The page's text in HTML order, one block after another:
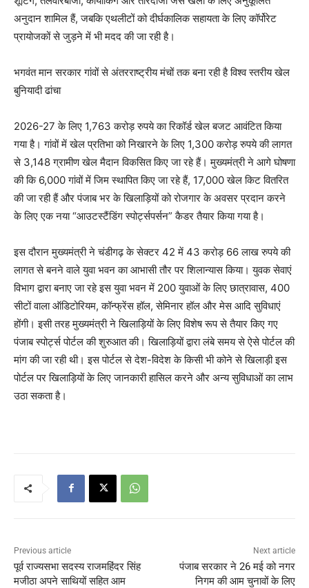
अनुदान शामिल हैं, जबकि एथलीटों को दीर्घकालिक सहायता के लिए कॉर्पोरेट
प्रायोजकों से जुड़ने में भी मदद की जा रही है।
भगवंत मान सरकार गांवों से अंतरराष्ट्रीय मंचों तक बना रही है विश्व स्तरीय खेल
बुनियादी ढांचा
2026-27 के लिए 1,763 करोड़ रुपये का रिकॉर्ड खेल बजट आवंटित किया
गया है। गांवों में खेल प्रतिभा को निखारने के लिए 1,300 करोड़ रुपये की लागत
से 3,148 ग्रामीण खेल मैदान विकसित किए जा रहे हैं। मुख्यमंत्री ने आगे घोषणा
की कि 6,000 गांवों में जिम स्थापित किए जा रहे हैं, 17,000 खेल किट वितरित
की जा रही हैं और पंजाब भर के खिलाड़ियों को रोजगार के अवसर प्रदान करने
के लिए एक नया “आउटस्टैंडिंग स्पोर्ट्सपर्सन” कैडर तैयार किया गया है।
इस दौरान मुख्यमंत्री ने चंडीगढ़ के सेक्टर 42 में 43 करोड़ 66 लाख रुपये की
लागत से बनने वाले युवा भवन का आभासी तौर पर शिलान्यास किया। युवक सेवाएं
विभाग द्वारा बनाए जा रहे इस युवा भवन में 200 युवाओं के लिए छात्रावास, 400
सीटों वाला ऑडिटोरियम, कॉन्फ्रेंस हॉल, सेमिनार हॉल और मेस आदि सुविधाएं
होंगी। इसी तरह मुख्यमंत्री ने खिलाड़ियों के लिए विशेष रूप से तैयार किए गए
पंजाब स्पोर्ट्स पोर्टल की शुरुआत की। खिलाड़ियों द्वारा लंबे समय से ऐसे पोर्टल की
मांग की जा रही थी। इस पोर्टल से देश-विदेश के किसी भी कोने से खिलाड़ी इस
पोर्टल पर खिलाड़ियों के लिए जानकारी हासिल करने और अन्य सुविधाओं का लाभ
उठा सकता है।
Previous article
पूर्व राज्यसभा सदस्य राजमहिंदर सिंह
मजीठा अपने साथियों सहित आम
Next article
पंजाब सरकार ने 26 मई को नगर
निगम की आम चुनावों के लिए